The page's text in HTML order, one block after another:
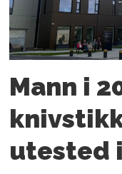
Mann i
utested